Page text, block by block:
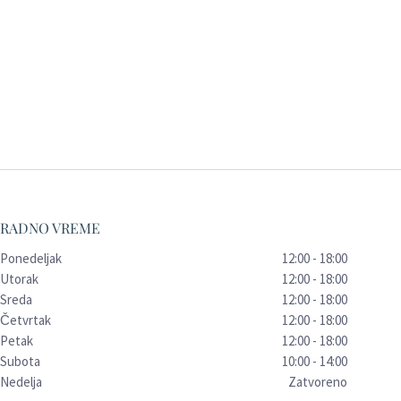
RADNO VREME
Ponedeljak
12:00 - 18:00
Utorak
12:00 - 18:00
Sreda
12:00 - 18:00
Četvrtak
12:00 - 18:00
Petak
12:00 - 18:00
Subota
10:00 - 14:00
Nedelja
Zatvoreno